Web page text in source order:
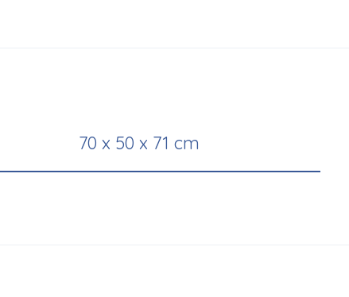
70 x 50 x 71 cm